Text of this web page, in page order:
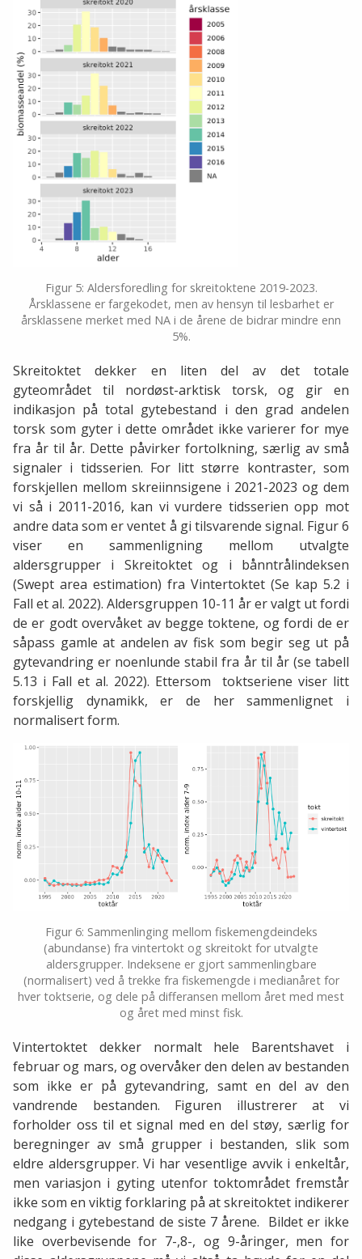
Figur 5: Aldersforedling for skreitoktene 2019-2023.
Årsklassene er fargekodet, men av hensyn til lesbarhet er
årsklassene merket med NA i de årene de bidrar mindre enn
5%.
Skreitoktet dekker en liten del av det totale
gyteområdet til nordøst-arktisk torsk, og gir en
indikasjon på total gytebestand i den grad andelen
torsk som gyter i dette området ikke varierer for mye
fra år til år. Dette påvirker fortolkning, særlig av små
signaler i tidsserien. For litt større kontraster, som
forskjellen mellom skreiinnsigene i 2021-2023 og dem
vi så i 2011-2016, kan vi vurdere tidsserien opp mot
andre data som er ventet å gi tilsvarende signal. Figur 6
viser en sammenligning mellom utvalgte
aldersgrupper i Skreitoktet og i bånntrålindeksen
(Swept area estimation) fra Vintertoktet (Se kap 5.2 i
Fall et al. 2022). Aldersgruppen 10-11 år er valgt ut fordi
de er godt overvåket av begge toktene, og fordi de er
såpass gamle at andelen av fisk som begir seg ut på
gytevandring er noenlunde stabil fra år til år (se tabell
5.13 i Fall et al. 2022). Ettersom toktseriene viser litt
forskjellig dynamikk, er de her sammenlignet i
normalisert form.
Figur 6: Sammenlinging mellom fiskemengdeindeks
(abundanse) fra vintertokt og skreitokt for utvalgte
aldersgrupper. Indeksene er gjort sammenlingbare
(normalisert) ved å trekke fra fiskemengde i medianåret for
hver toktserie, og dele på differansen mellom året med mest
og året med minst fisk.
Vintertoktet dekker normalt hele Barentshavet i
februar og mars, og overvåker den delen av bestanden
som ikke er på gytevandring, samt en del av den
vandrende bestanden. Figuren illustrerer at vi
forholder oss til et signal med en del støy, særlig for
beregninger av små grupper i bestanden, slik som
eldre aldersgrupper. Vi har vesentlige avvik i enkeltår,
men variasjon i gyting utenfor toktområdet fremstår
ikke som en viktig forklaring på at skreitoktet indikerer
nedgang i gytebestand de siste 7 årene. Bildet er ikke
like overbevisende for 7-,8-, og 9-åringer, men for